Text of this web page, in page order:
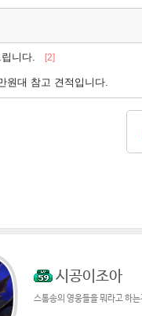
니다. [2]
원대 참고 견적입니다.
시공이조아
스톰송의 영웅들을 뭐라고 하